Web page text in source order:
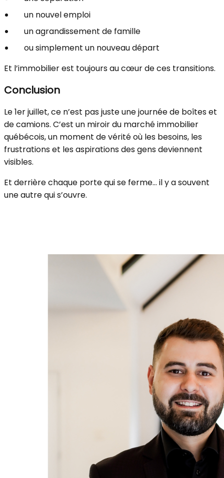
un nouvel emploi
un agrandissement de famille
ou simplement un nouveau départ
Et l’immobilier est toujours au cœur de ces transitions.
Conclusion
Le 1er juillet, ce n’est pas juste une journée de boîtes et
de camions. C’est un miroir du marché immobilier
québécois, un moment de vérité où les besoins, les
frustrations et les aspirations des gens deviennent
visibles.
Et derrière chaque porte qui se ferme… il y a souvent
une autre qui s’ouvre.